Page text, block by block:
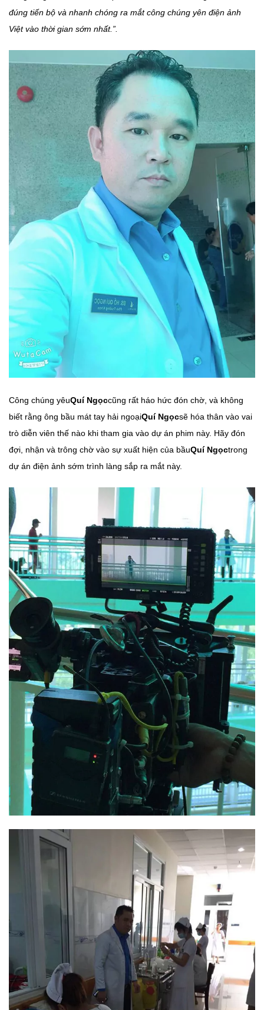
đúng tiến bộ và nhanh chóng ra mắt công chúng yên điện ảnh
Việt vào thời gian sớm nhất.”.
Công chúng yêuQuí Ngọccũng rất háo hức đón chờ, và không
biết rằng ông bầu mát tay hải ngoạiQuí Ngọcsẽ hóa thân vào vai
trò diễn viên thế nào khi tham gia vào dự án phim này. Hãy đón
đợi, nhận và trông chờ vào sự xuất hiện của bầuQuí Ngọctrong
dự án điện ảnh sớm trình làng sắp ra mắt này.